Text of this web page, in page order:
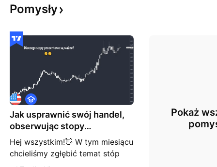
Pomysły
Jak usprawnić swój handel,
obserwując stopy
procentowe: Część 2
Hej wszystkim!👋 W tym miesiącu
chcieliśmy zgłębić temat stóp
procentowych; czym są,
E
d
u
a
j
a
Pokaż